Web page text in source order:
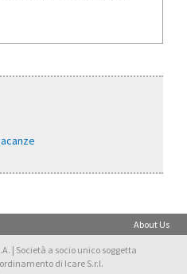
About Us
| Società a socio unico soggetta
di Icare S.r.l.